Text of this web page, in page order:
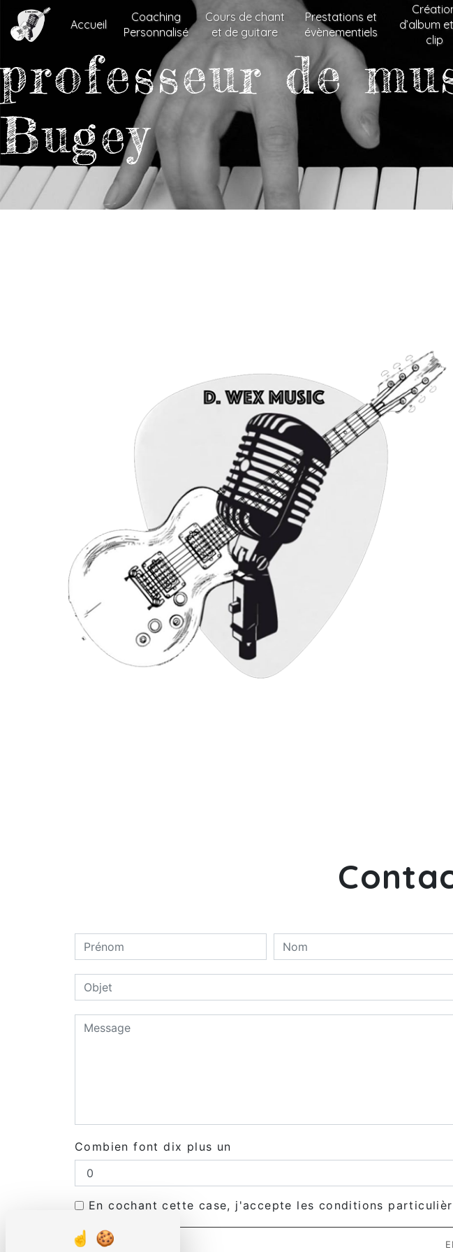
Accueil
Coaching
Personnalisé
Cours de chant
et de guitare
Prestations et
évènementiels
d’album
clip
professeur de
Bugey
Combien font dix plus un
En cochant cette case, j'accepte les conditions
Panneau de gestion des cookies